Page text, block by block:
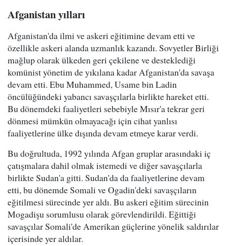
Afganistan yılları
Afganistan'da ilmi ve askeri eğitimine devam etti ve
özellikle askeri alanda uzmanlık kazandı. Sovyetler Birliği
mağlup olarak ülkeden geri çekilene ve desteklediği
komünist yönetim de yıkılana kadar Afganistan'da savaşa
devam etti. Ebu Muhammed, Usame bin Ladin
öncülüğündeki yabancı savaşçılarla birlikte hareket etti.
Bu dönemdeki faaliyetleri sebebiyle Mısır'a tekrar geri
dönmesi mümkün olmayacağı için cihat yanlısı
faaliyetlerine ülke dışında devam etmeye karar verdi.
Bu doğrultuda, 1992 yılında Afgan gruplar arasındaki iç
çatışmalara dahil olmak istemedi ve diğer savaşçılarla
birlikte Sudan'a gitti. Sudan'da da faaliyetlerine devam
etti, bu dönemde Somali ve Ogadin'deki savaşçıların
eğitilmesi sürecinde yer aldı. Bu askeri eğitim sürecinin
Mogadişu sorumlusu olarak görevlendirildi. Eğittiği
savaşçılar Somali'de Amerikan güçlerine yönelik saldırılar
içerisinde yer aldılar.